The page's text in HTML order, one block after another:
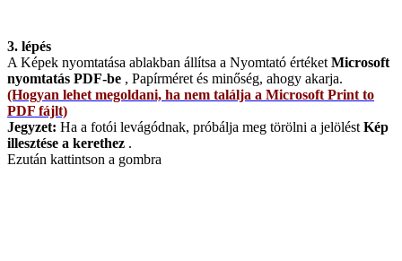
3. lépés
A Képek nyomtatása ablakban állítsa a Nyomtató értéket Microsoft
nyomtatás PDF-be , Papírméret és minőség, ahogy akarja.
(Hogyan lehet megoldani, ha nem találja a Microsoft Print to
PDF fájlt)
Jegyzet: Ha a fotói levágódnak, próbálja meg törölni a jelölést Kép
illesztése a kerethez .
Ezután kattintson a gombra